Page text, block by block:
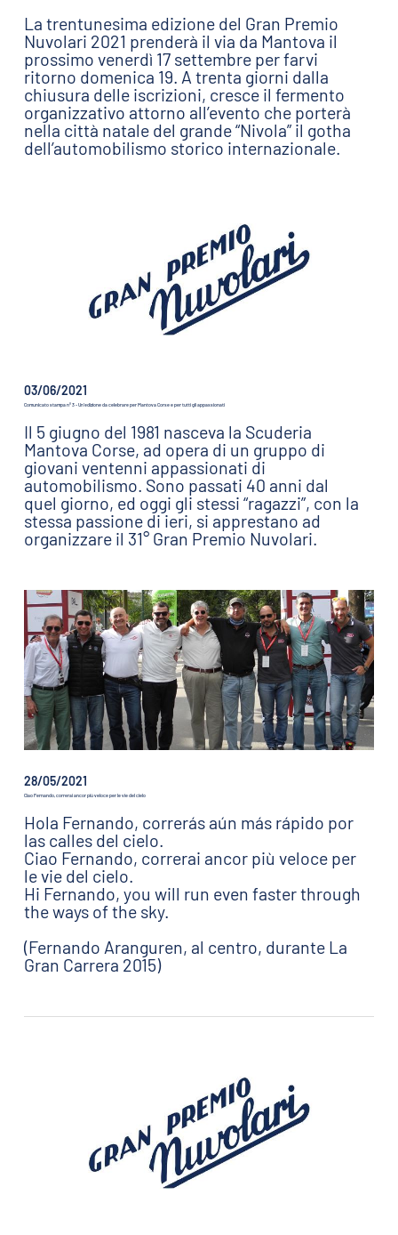
La trentunesima edizione del Gran Premio
Nuvolari 2021 prenderà il via da Mantova il
prossimo venerdì 17 settembre per farvi
ritorno domenica 19. A trenta giorni dalla
chiusura delle iscrizioni, cresce il fermento
organizzativo attorno all’evento che porterà
nella città natale del grande “Nivola” il gotha
dell’automobilismo storico internazionale.
03/06/2021
Comunicato stampa n° 3 - Un’edizione da celebrare per Mantova Corse e per tutti gli appassionati
Il 5 giugno del 1981 nasceva la Scuderia
Mantova Corse, ad opera di un gruppo di
giovani ventenni appassionati di
automobilismo. Sono passati 40 anni dal
quel giorno, ed oggi gli stessi “ragazzi”, con la
stessa passione di ieri, si apprestano ad
organizzare il 31° Gran Premio Nuvolari.
28/05/2021
Ciao Fernando, correrai ancor più veloce per le vie del cielo
Hola Fernando, correrás aún más rápido por
las calles del cielo.
Ciao Fernando, correrai ancor più veloce per
le vie del cielo.
Hi Fernando, you will run even faster through
the ways of the sky.
(Fernando Aranguren, al centro, durante La
Gran Carrera 2015)